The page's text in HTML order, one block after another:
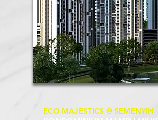
ECO MAJESTICS @ SEMENYIH